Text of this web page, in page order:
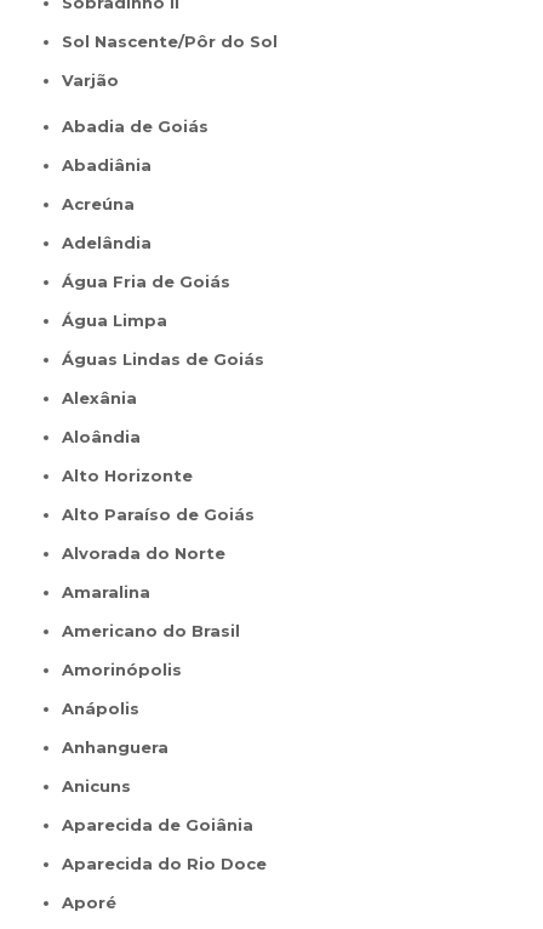
Sol Nascente/Pôr do Sol
Varjão
Abadia de Goiás
Abadiânia
Acreúna
Adelândia
Água Fria de Goiás
Água Limpa
Águas Lindas de Goiás
Alexânia
Aloândia
Alto Horizonte
Alto Paraíso de Goiás
Alvorada do Norte
Amaralina
Americano do Brasil
Amorinópolis
Anápolis
Anhanguera
Anicuns
Aparecida de Goiânia
Aparecida do Rio Doce
Aporé